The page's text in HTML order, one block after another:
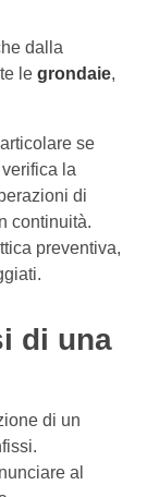
dalla
le grondaie,
se
la
di
continuità.
preventiva,
di una
di un
al